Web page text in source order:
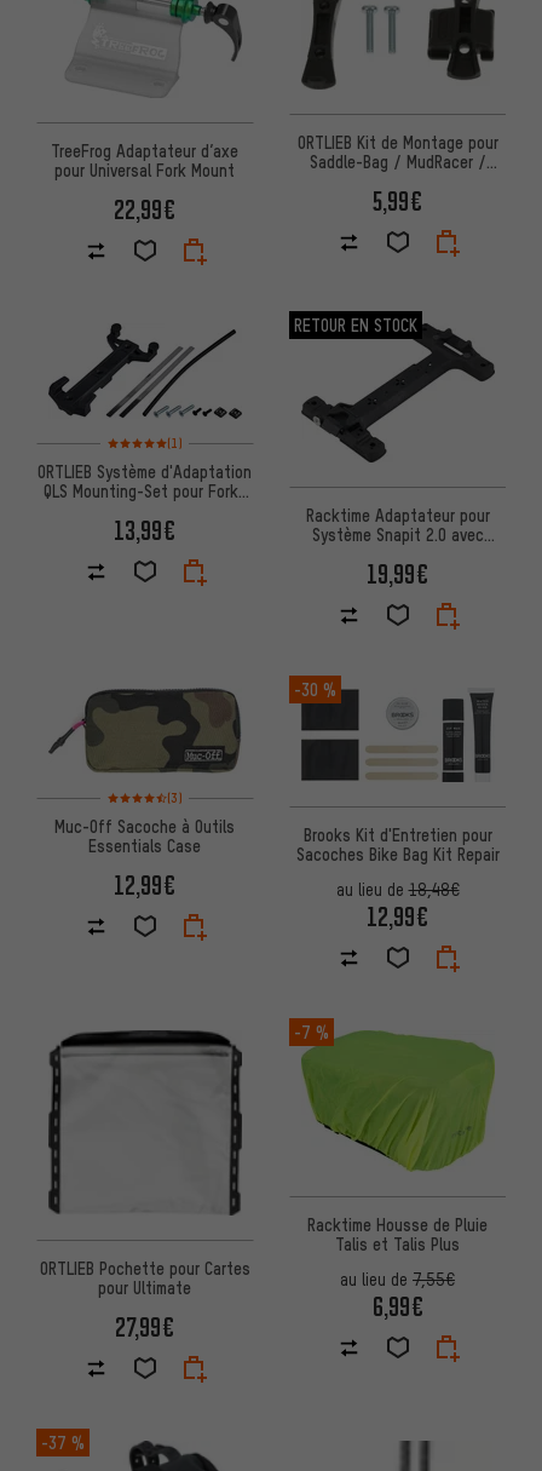
TreeFrog Adaptateur d’axe
pour Universal Fork Mount
22,99€
ORTLIEB Kit de Montage pour
Saddle-Bag / MudRacer /
5,99€
Note moyenne : 5 sur 5 d'après 1 avis
(1)
ORTLIEB Système d'Adaptation
QLS Mounting-Set pour Fork-
13,99€
RETOUR EN STOCK
Racktime Adaptateur pour
Système Snapit 2.0 avec
19,99€
Note moyenne : 4,5 sur 5 d'après 3 avis
(3)
Muc-Off Sacoche à Outils
Essentials Case
12,99€
-30 %
Brooks Kit d'Entretien pour
Sacoches Bike Bag Kit Repair
au lieu de18,48€
12,99€
ORTLIEB Pochette pour Cartes
pour Ultimate
27,99€
-7 %
Racktime Housse de Pluie
Talis et Talis Plus
au lieu de 7,55€
6,99€
-37 %